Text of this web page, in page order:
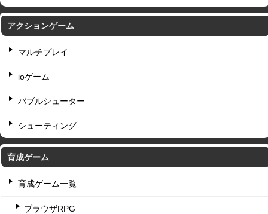
アクションゲーム
マルチプレイ
ioゲーム
バブルシューター
シューティング
育成ゲーム
育成ゲーム一覧
ブラウザRPG